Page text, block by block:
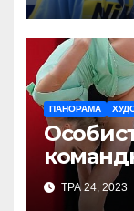
ПАНОРАМА
ТРА 24, 2023